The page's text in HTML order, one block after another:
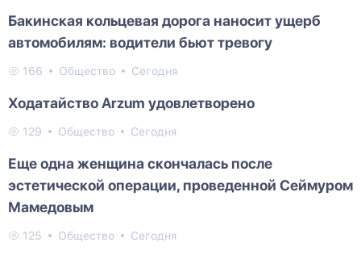
Бакинская кольцевая дорога наносит ущерб
автомобилям: водители бьют тревогу
166 Общество Сегодня
Ходатайство Arzum удовлетворено
129 Общество Сегодня
Еще одна женщина скончалась после
эстетической операции, проведенной Сеймуром
Мамедовым
125 Общество Сегодня